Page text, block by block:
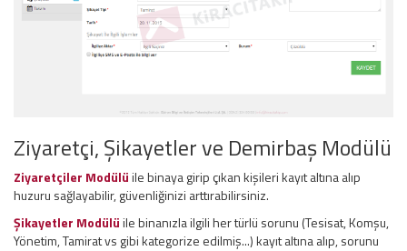
Ziyaretçi, Şikayetler ve Demirbaş Modülü
Ziyaretçiler Modülüile binaya girip çıkan kişileri kayıt altına alıp
huzuru sağlayabilir, güvenliğinizi arttırabilirsiniz.
Şikayetler Modülüile binanızla ilgili her türlü sorunu (Tesisat, Komşu,
Yönetim, Tamirat vs gibi kategorize edilmiş...) kayıt altına alıp, sorunu